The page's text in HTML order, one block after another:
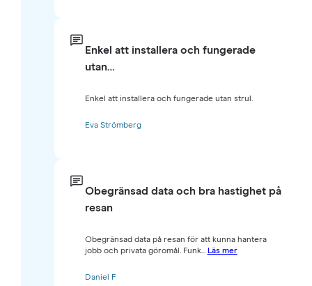
Enkel att installera och fungerade
utan…
Enkel att installera och fungerade utan strul.
Eva Strömberg
Obegränsad data och bra hastighet på
resan
Obegränsad data på resan för att kunna hantera
jobb och privata göromål. Funk... Läs mer
Daniel F